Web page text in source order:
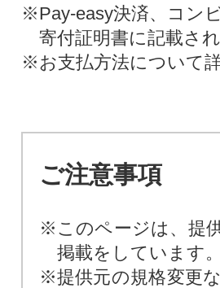
※Pay-easy決済、コン
寄付証明書に記載さ
※お支払方法について
ご注意事項
※このページは、提
掲載をしています。
※提供元の規格変更